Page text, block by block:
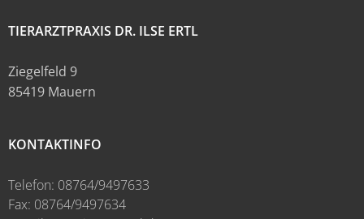
TIERARZTPRAXIS DR. ILSE ERTL
Ziegelfeld 9
85419 Mauern
KONTAKTINFO
Telefon: 08764/9497633
Fax: 08764/9497634